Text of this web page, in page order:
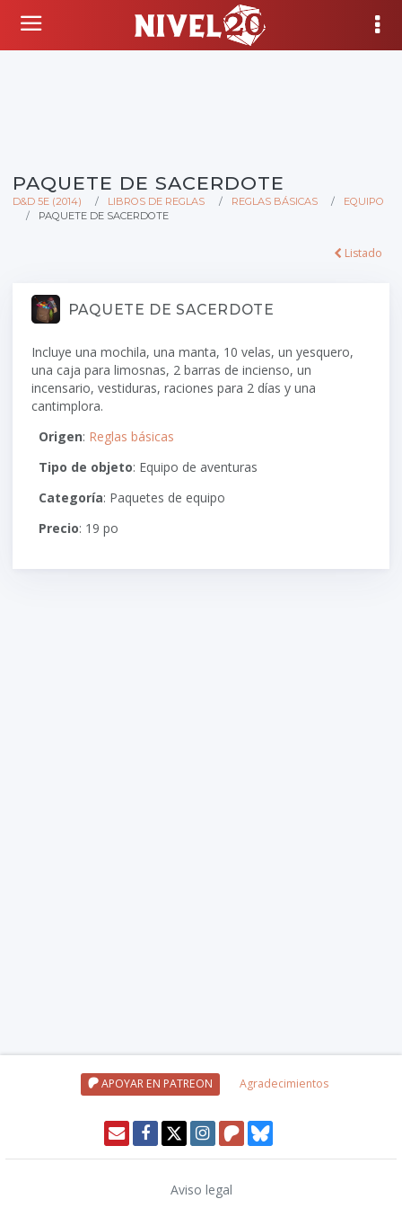
PAQUETE DE SACERDOTE
D&D 5E (2014) LIBROS DE REGLAS REGLAS BÁSICAS
EQUIPO
PAQUETE DE SACERDOTE
Listado
PAQUETE DE SACERDOTE
Incluye una mochila, una manta, 10 velas, un yesquero,
una caja para limosnas, 2 barras de incienso, un
incensario, vestiduras, raciones para 2 días y una
cantimplora.
Origen: Reglas básicas
Tipo de objeto: Equipo de aventuras
Categoría: Paquetes de equipo
Precio: 19 po
APOYAR EN PATREON Agradecimientos
Aviso legal